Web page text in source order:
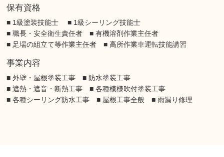
保有資格
■ 1級塗装技能士 ■ 1級シーリング技能士
■ 職長・安全衛生責任者 ■ 有機溶剤作業主任者
■ 足場の組立て等作業主任者 ■ 高所作業車運転技能講習
事業内容
■ 外壁・屋根塗装工事 ■ 防水塗装工事
■ 遮熱・遮音・断熱工事 ■ 各種模様吹付塗装工事
■ 各種シーリング防水工事 ■ 屋根工事全般 ■ 雨漏り修理